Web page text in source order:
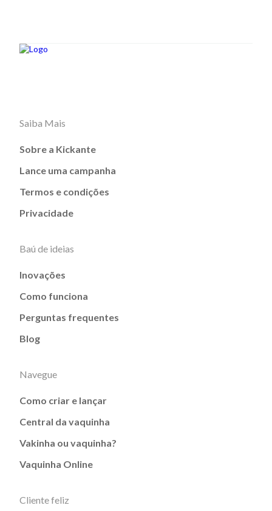
Saiba Mais
Sobre a Kickante
Lance uma campanha
Termos e condições
Privacidade
Baú de ideias
Inovações
Como funciona
Perguntas frequentes
Blog
Navegue
Como criar e lançar
Central da vaquinha
Vakinha ou vaquinha?
Vaquinha Online
Cliente feliz